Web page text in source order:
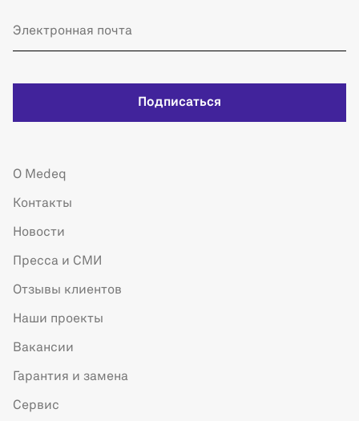
Подписаться
О Medeq
Контакты
Новости
Пресса и СМИ
Отзывы клиентов
Наши проекты
Вакансии
Гарантия и замена
Сервис